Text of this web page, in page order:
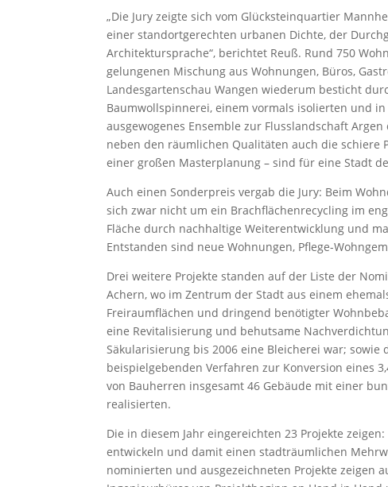
„Die Jury zeigte sich vom Glücksteinquartier
einer standortgerechten urbanen Dichte, der
Architektursprache“, berichtet Reuß. Rund 750
gelungenen Mischung aus Wohnungen, Büros,
Landesgartenschau Wangen wiederum besticht
Baumwollspinnerei, einem vormals isolierten und
ausgewogenes Ensemble zur Flusslandschaft
neben den räumlichen Qualitäten auch die schiere
einer großen Masterplanung – sind für eine Stadt
Auch einen Sonderpreis vergab die Jury: Beim
sich zwar nicht um ein Brachflächenrecycling im
Fläche durch nachhaltige Weiterentwicklung und
Entstanden sind neue Wohnungen, Pflege-
Drei weitere Projekte standen auf der Liste der
Achern, wo im Zentrum der Stadt aus einem
Freiraumflächen und dringend benötigter
eine Revitalisierung und behutsame
Säkularisierung bis 2006 eine Bleicherei war;
beispielgebenden Verfahren zur Konversion eines
von Bauherren insgesamt 46 Gebäude mit einer
realisierten.
Die in diesem Jahr eingereichten 23 Projekte
entwickeln und damit einen stadträumlichen
nominierten und ausgezeichneten Projekte zeigen